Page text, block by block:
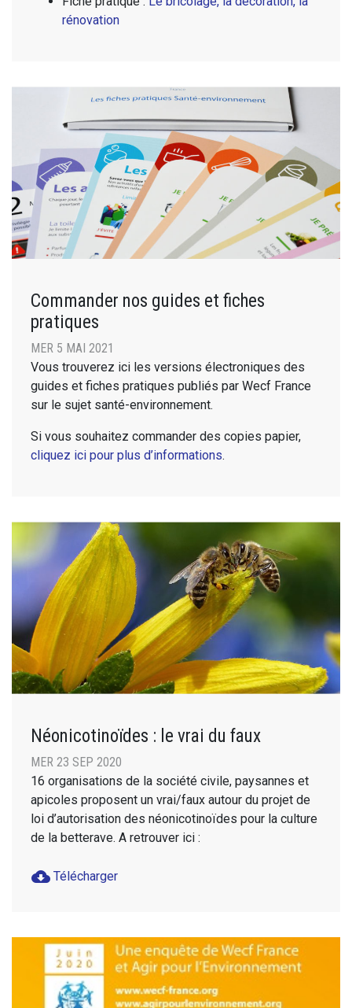
rénovation
Commander nos guides et fiches
pratiques
MER 5 MAI 2021
Vous trouverez ici les versions électroniques des
guides et fiches pratiques publiés par Wecf France
sur le sujet santé-environnement.
Si vous souhaitez commander des copies papier,
cliquez ici pour plus d’informations.
Néonicotinoïdes : le vrai du faux
MER 23 SEP 2020
16 organisations de la société civile, paysannes et
apicoles proposent un vrai/faux autour du projet de
loi d’autorisation des néonicotinoïdes pour la culture
de la betterave. A retrouver ici :
cloud_download Télécharger